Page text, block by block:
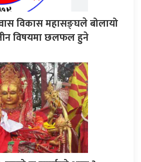
विकास महासङ्घले बोलायो
विषयमा छलफल हुने